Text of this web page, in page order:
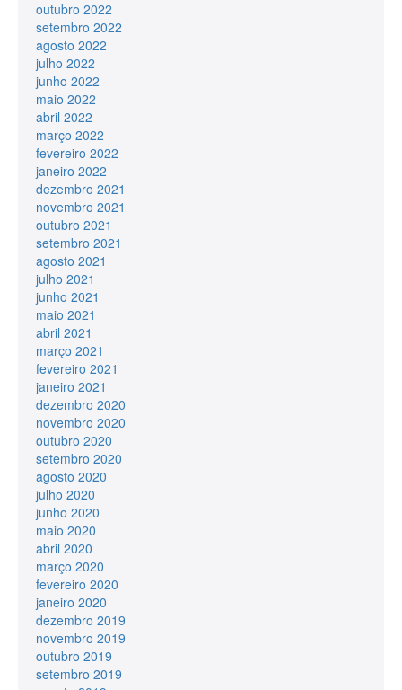
outubro 2022
setembro 2022
agosto 2022
julho 2022
junho 2022
maio 2022
abril 2022
março 2022
fevereiro 2022
janeiro 2022
dezembro 2021
novembro 2021
outubro 2021
setembro 2021
agosto 2021
julho 2021
junho 2021
maio 2021
abril 2021
março 2021
fevereiro 2021
janeiro 2021
dezembro 2020
novembro 2020
outubro 2020
setembro 2020
agosto 2020
julho 2020
junho 2020
maio 2020
abril 2020
março 2020
fevereiro 2020
janeiro 2020
dezembro 2019
novembro 2019
outubro 2019
setembro 2019